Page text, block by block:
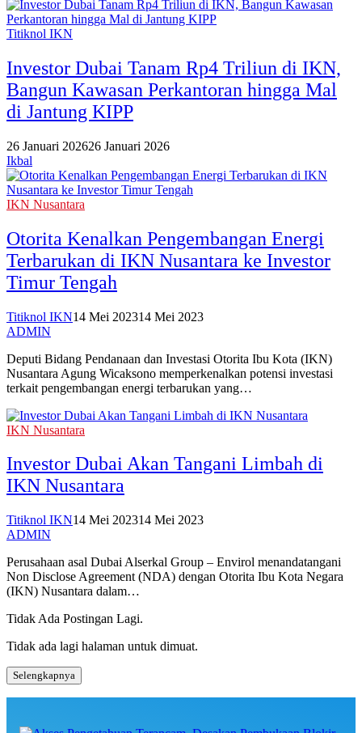
Titiknol IKN
Investor Dubai Tanam Rp4 Triliun di IKN,
Bangun Kawasan Perkantoran hingga Mal
di Jantung KIPP
26 Januari 202626 Januari 2026
Ikbal
IKN Nusantara
Otorita Kenalkan Pengembangan Energi
Terbarukan di IKN Nusantara ke Investor
Timur Tengah
Titiknol IKN14 Mei 202314 Mei 2023
ADMIN
Deputi Bidang Pendanaan dan Investasi Otorita Ibu Kota (IKN)
Nusantara Agung Wicaksono memperkenalkan potensi investasi
terkait pengembangan energi terbarukan yang…
IKN Nusantara
Investor Dubai Akan Tangani Limbah di
IKN Nusantara
Titiknol IKN14 Mei 202314 Mei 2023
ADMIN
Perusahaan asal Dubai Alserkal Group – Envirol menandatangani
Non Disclose Agreement (NDA) dengan Otorita Ibu Kota Negara
(IKN) Nusantara dalam…
Tidak Ada Postingan Lagi.
Tidak ada lagi halaman untuk dimuat.
Selengkapnya